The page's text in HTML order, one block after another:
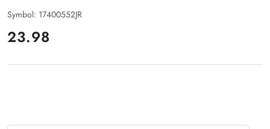
Symbol: 17400552JR
cena:
23.98